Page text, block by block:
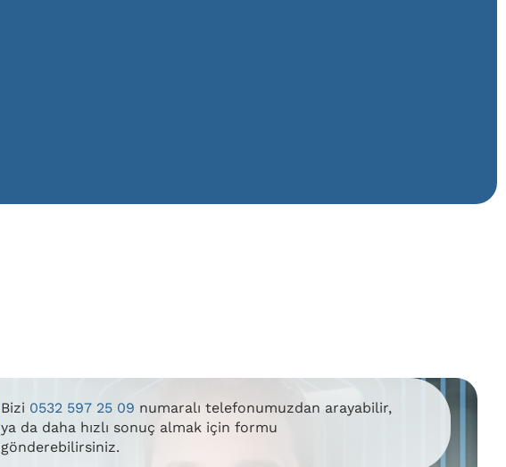
Bizi 0532 597 25 09 numaralı telefonumuzdan arayabilir,
ya da daha hızlı sonuç almak için formu
gönderebilirsiniz.